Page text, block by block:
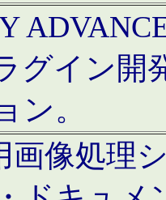
グイン開
ン。
画像処理